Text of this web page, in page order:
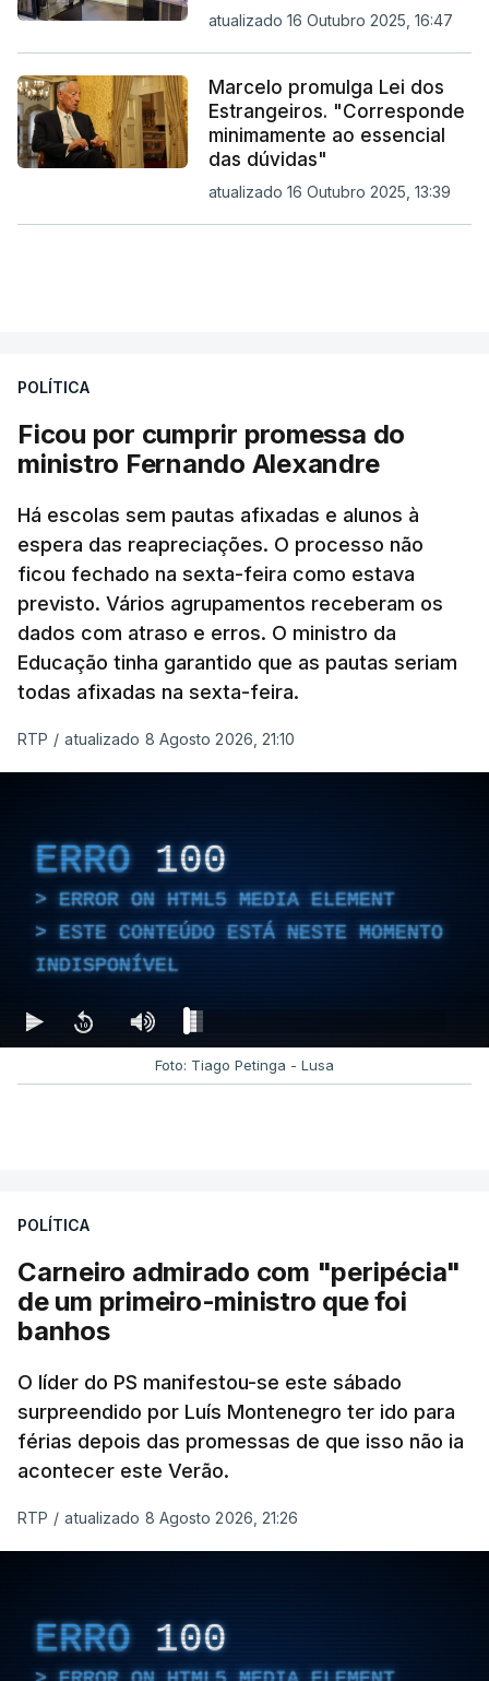
atualizado 16 Outubro 2025, 16:47
Marcelo promulga Lei dos
Estrangeiros. "Corresponde
minimamente ao essencial
das dúvidas"
atualizado 16 Outubro 2025, 13:39
POLÍTICA
Ficou por cumprir promessa do
ministro Fernando Alexandre
Há escolas sem pautas afixadas e alunos à
espera das reapreciações. O processo não
ficou fechado na sexta-feira como estava
previsto. Vários agrupamentos receberam os
dados com atraso e erros. O ministro da
Educação tinha garantido que as pautas seriam
todas afixadas na sexta-feira.
RTP / atualizado 8 Agosto 2026, 21:10
ERRO 100
ERROR ON HTML5 MEDIA ELEMENT
ESTE CONTEÚDO ESTÁ NESTE MOMENTO
INDISPONÍVEL
Foto: Tiago Petinga - Lusa
POLÍTICA
Carneiro admirado com "peripécia"
de um primeiro-ministro que foi
banhos
O líder do PS manifestou-se este sábado
surpreendido por Luís Montenegro ter ido para
férias depois das promessas de que isso não ia
acontecer este Verão.
RTP / atualizado 8 Agosto 2026, 21:26
ERRO 100